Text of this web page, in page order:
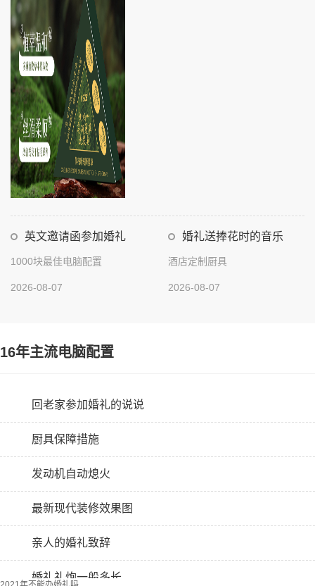
英文邀请函参加婚礼
1000块最佳电脑配置
2026-08-07
婚礼送捧花时的音乐
酒店定制厨具
2026-08-07
16年主流电脑配置
回老家参加婚礼的说说
厨具保障措施
发动机自动熄火
最新现代装修效果图
亲人的婚礼致辞
婚礼礼炮一般多长